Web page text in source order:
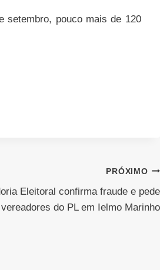
setembro, pouco mais de 120
PRÓXIMO
Eleitoral confirma fraude e pede
do PL em Ielmo Marinho